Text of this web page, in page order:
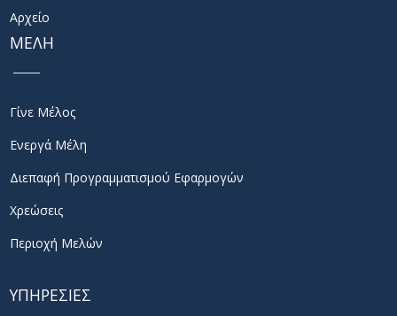
Αρχείο
ΜΕΛΗ
Γίνε Μέλος
Ενεργά Μέλη
Διεπαφή Προγραμματισμού Εφαρμογών
Χρεώσεις
Περιοχή Μελών
ΥΠΗΡΕΣΙΕΣ